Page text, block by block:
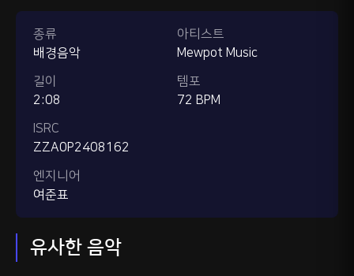
종류
배경음악
길이
2:08
ISRC
ZZA0P2408162
엔지니어
여준표
아티스트
Mewpot Music
템포
72 BPM
유사한 음악